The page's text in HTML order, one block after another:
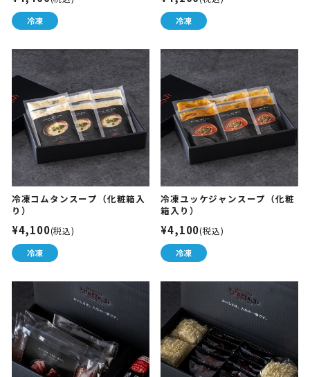
冷凍コムタンスープ（化粧箱入
り）
¥4,100(税込)
冷凍ユッケジャンスープ（化粧
箱入り）
¥4,100(税込)